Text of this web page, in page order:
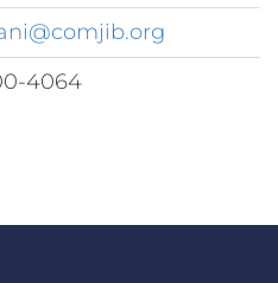
4064